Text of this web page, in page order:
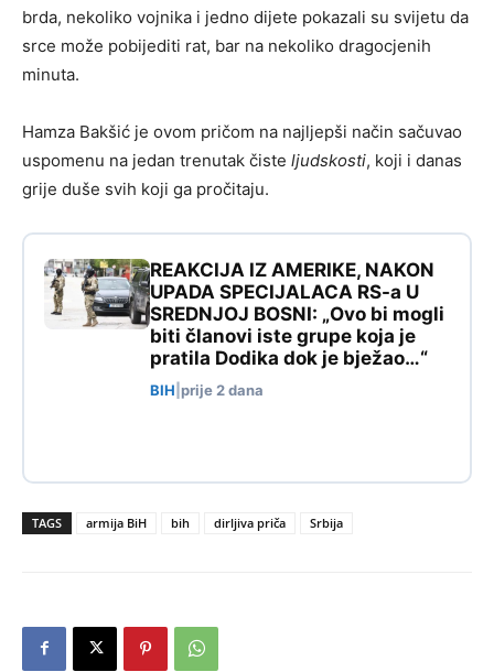
brda, nekoliko vojnika i jedno dijete pokazali su svijetu da
srce može pobijediti rat, bar na nekoliko dragocjenih
minuta.
Hamza Bakšić je ovom pričom na najljepši način sačuvao
uspomenu na jedan trenutak čiste ljudskosti, koji i danas
grije duše svih koji ga pročitaju.
REAKCIJA IZ AMERIKE, NAKON
UPADA SPECIJALACA RS-a U
SREDNJOJ BOSNI: „Ovo bi mogli
biti članovi iste grupe koja je
pratila Dodika dok je bježao…“
BIH prije 2 dana
TAGS armija BiH bih dirljiva priča Srbija